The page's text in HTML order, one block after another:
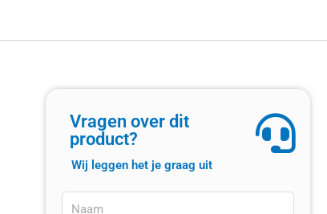
Vragen over dit
product?
Wij leggen het je graag uit